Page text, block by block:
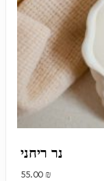
נר ריחני
55.00 ₪